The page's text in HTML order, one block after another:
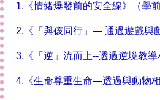
1.《情緒爆發前的安全線》（學前
2.《「與孩同行」— 通過遊戲與
3.《「逆」流而上--透過逆境教
4.《生命尊重生命―透過與動物